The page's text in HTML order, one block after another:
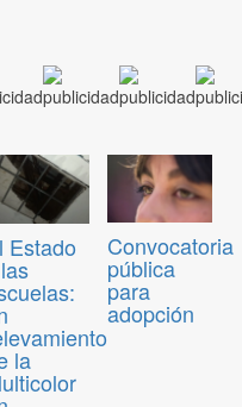
Estado
la
Convocatoria
pública
para
adopción